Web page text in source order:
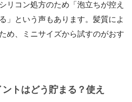
リコン処方のため「泡立ちが控え
」という声もあります。髪質によ
め、ミニサイズから試すのがおす
トはどう貯まる？使え